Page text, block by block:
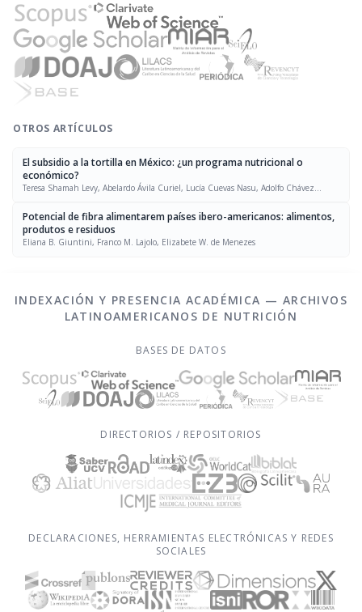
OTROS ARTÍCULOS
El subsidio a la tortilla en México: ¿un programa nutricional o
económico?
Teresa Shamah Levy, Abelardo Ávila Curiel, Lucía Cuevas Nasu, Adolfo Chávez
Potencial de fibra alimentarem países ibero-americanos: alimentos,
produtos e residuos
Eliana B. Giuntini, Franco M. Lajolo, Elizabete W. de Menezes
INDEXACIÓN Y PRESENCIA ACADÉMICA — ARCHIVOS
LATINOAMERICANOS DE NUTRICIÓN
BASES DE DATOS
DIRECTORIOS / REPOSITORIOS
DECLARACIONES, HERRAMIENTAS ELECTRÓNICAS Y REDES
SOCIALES